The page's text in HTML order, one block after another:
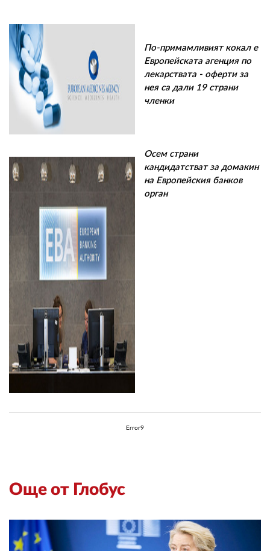
По-примамливият кокал е
Европейската агенция по
лекарствата - оферти за
нея са дали 19 страни
членки
Осем страни
кандидатстват за домакин
на Европейския банков
орган
Error9
Още от Глобус